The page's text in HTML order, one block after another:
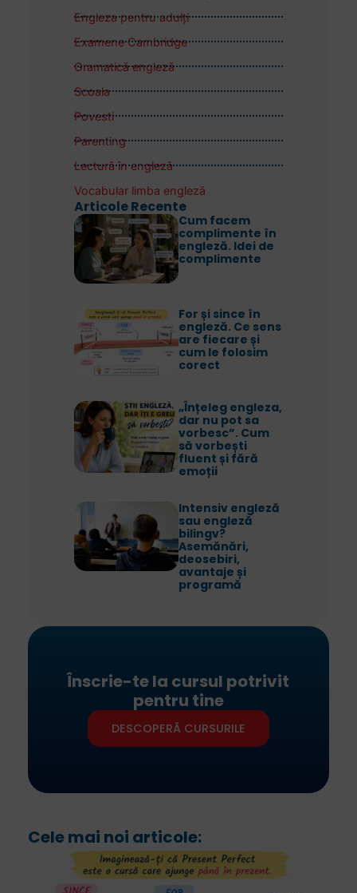
Engleza pentru adulţi
Examene Cambridge
Gramatică engleză
Scoala
Povesti
Parenting
Lectură în engleză
Vocabular limba engleză
Articole Recente
Cum facem
complimente în
engleză. Idei de
complimente
For și since în
engleză. Ce sens
are fiecare și
cum le folosim
corect
„Înțeleg engleza,
dar nu pot sa
vorbesc”. Cum
să vorbești
fluent și fără
emoții
Intensiv engleză
sau engleză
bilingv?
Asemănări,
deosebiri,
avantaje și
programă
Înscrie-te la cursul potrivit
pentru tine
DESCOPERĂ CURSURILE
Cele mai noi articole: